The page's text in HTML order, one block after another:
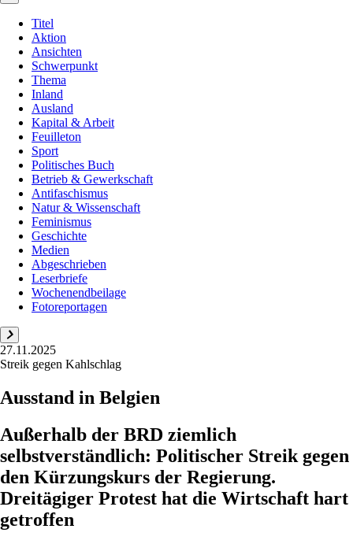
Titel
Aktion
Ansichten
Schwerpunkt
Thema
Inland
Ausland
Kapital & Arbeit
Feuilleton
Sport
Politisches Buch
Betrieb & Gewerkschaft
Antifaschismus
Natur & Wissenschaft
Feminismus
Geschichte
Medien
Abgeschrieben
Leserbriefe
Wochenendbeilage
Fotoreportagen
27.11.2025
Streik gegen Kahlschlag
Ausstand in Belgien
Außerhalb der BRD ziemlich
selbstverständlich: Politischer Streik gegen
den Kürzungskurs der Regierung.
Dreitägiger Protest hat die Wirtschaft hart
getroffen